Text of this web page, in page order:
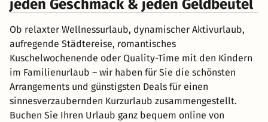
jeden Geschmack & jeden Geldbeutel
Ob relaxter Wellnessurlaub, dynamischer Aktivurlaub,
aufregende Städtereise, romantisches
Kuschelwochenende oder Quality-Time mit den Kindern
im Familienurlaub – wir haben für Sie die schönsten
Arrangements und günstigsten Deals für einen
sinnesverzaubernden Kurzurlaub zusammengestellt.
Buchen Sie Ihren Urlaub ganz bequem online von